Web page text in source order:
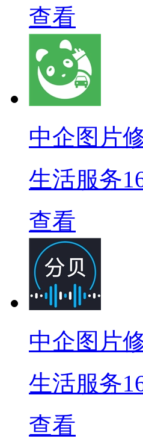
查看
中企图片
生活服务
查看
中企图片
生活服务
查看